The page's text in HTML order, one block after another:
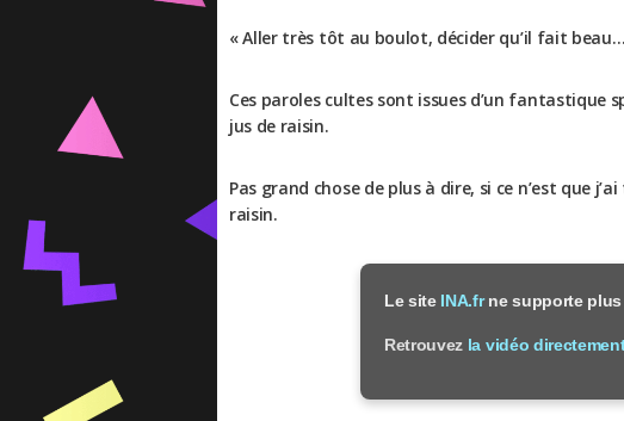
« Aller très tôt au boulot, décider qu’il fait beau…
Ces paroles cultes sont issues d’un
jus de raisin.
Pas grand chose de plus à dire, si ce n’est que
raisin.
Le site INA.frne supporte plus
Retrouvez la vidéo